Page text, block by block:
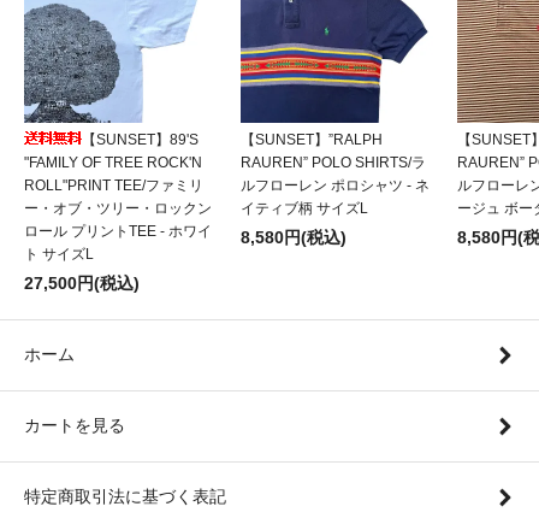
【SUNSET】89'S
"FAMILY OF TREE ROCK'N
ROLL"PRINT TEE/ファミリ
ー・オブ・ツリー・ロックン
ロール プリントTEE - ホワイ
ト サイズL
27,500円(税込)
【SUNSET】”RALPH
RAUREN” POLO SHIRTS/ラ
ルフローレン ポロシャツ - ネ
イティブ柄 サイズL
8,580円(税込)
【SUNSET
RAUREN”
ルフローレ
ージュ ボー
8,580円(
ホーム
カートを見る
特定商取引法に基づく表記